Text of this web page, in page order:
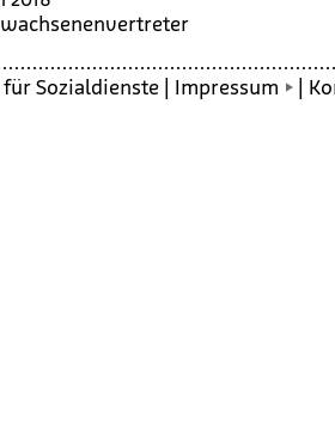
Sozialdienste | Impressum